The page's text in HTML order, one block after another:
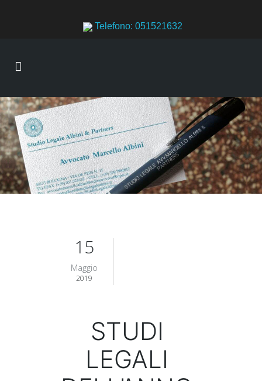
Telefono: 051521632
15
Maggio
2019
STUDI
LEGALI